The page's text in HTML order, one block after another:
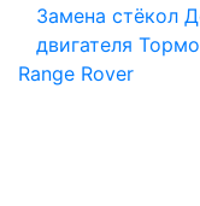
Замена стёкол
двигателя
Range Rover